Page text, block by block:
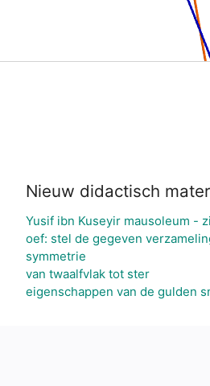
Nieuw didactisch
Yusif ibn Kuseyir mausoleum -
oef: stel de gegeven
symmetrie
van twaalfvlak tot ster
eigenschappen van de gulden